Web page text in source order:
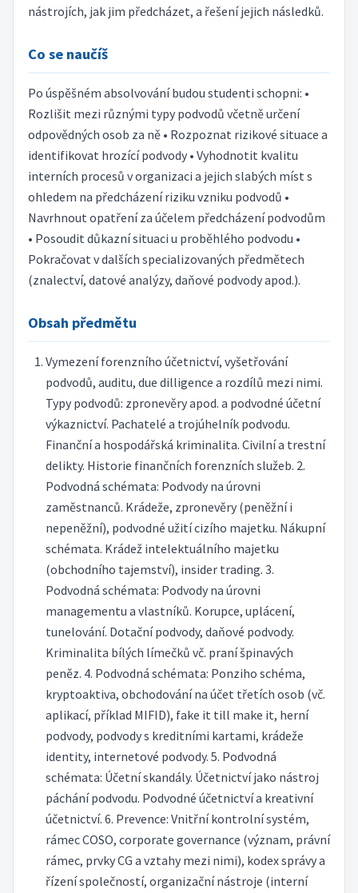
nástrojích, jak jim předcházet, a řešení jejich následků.
Co se naučíš
Po úspěšném absolvování budou studenti schopni: •
Rozlišit mezi různými typy podvodů včetně určení
odpovědných osob za ně • Rozpoznat rizikové situace a
identifikovat hrozící podvody • Vyhodnotit kvalitu
interních procesů v organizaci a jejich slabých míst s
ohledem na předcházení riziku vzniku podvodů •
Navrhnout opatření za účelem předcházení podvodům
• Posoudit důkazní situaci u proběhlého podvodu •
Pokračovat v dalších specializovaných předmětech
(znalectví, datové analýzy, daňové podvody apod.).
Obsah předmětu
Vymezení forenzního účetnictví, vyšetřování
podvodů, auditu, due dilligence a rozdílů mezi nimi.
Typy podvodů: zpronevěry apod. a podvodné účetní
výkaznictví. Pachatelé a trojúhelník podvodu.
Finanční a hospodářská kriminalita. Civilní a trestní
delikty. Historie finančních forenzních služeb. 2.
Podvodná schémata: Podvody na úrovni
zaměstnanců. Krádeže, zpronevěry (peněžní i
nepeněžní), podvodné užití cizího majetku. Nákupní
schémata. Krádež intelektuálního majetku
(obchodního tajemství), insider trading. 3.
Podvodná schémata: Podvody na úrovni
managementu a vlastníků. Korupce, uplácení,
tunelování. Dotační podvody, daňové podvody.
Kriminalita bílých límečků vč. praní špinavých
peněz. 4. Podvodná schémata: Ponziho schéma,
kryptoaktiva, obchodování na účet třetích osob (vč.
aplikací, příklad MIFID), fake it till make it, herní
podvody, podvody s kreditními kartami, krádeže
identity, internetové podvody. 5. Podvodná
schémata: Účetní skandály. Účetnictví jako nástroj
páchání podvodu. Podvodné účetnictví a kreativní
účetnictví. 6. Prevence: Vnitřní kontrolní systém,
rámec COSO, corporate governance (význam, právní
rámec, prvky CG a vztahy mezi nimi), kodex správy a
řízení společností, organizační nástroje (interní